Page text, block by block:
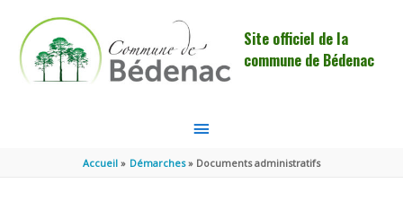
Site officiel de la
commune de Bédenac
MENU
PRINCIPAL
Accueil Démarches Documents administratifs